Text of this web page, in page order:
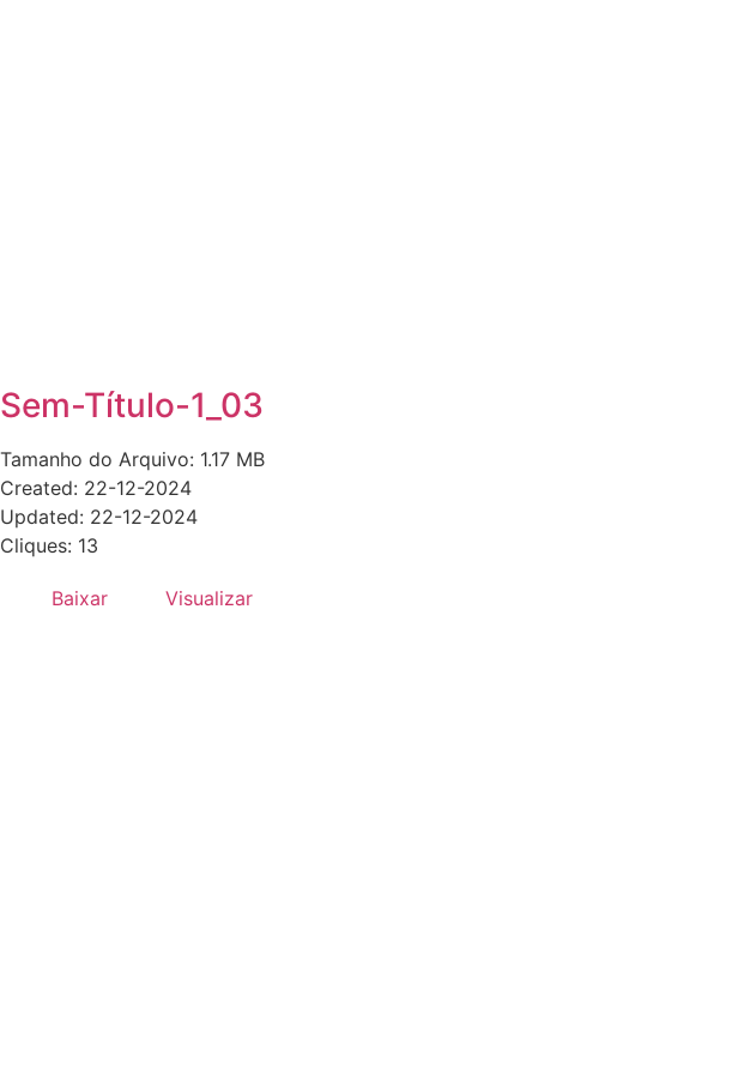
Sem-Título-1_03
Tamanho do Arquivo: 1.17 MB
Created: 22-12-2024
Updated: 22-12-2024
Cliques: 13
Baixar Visualizar